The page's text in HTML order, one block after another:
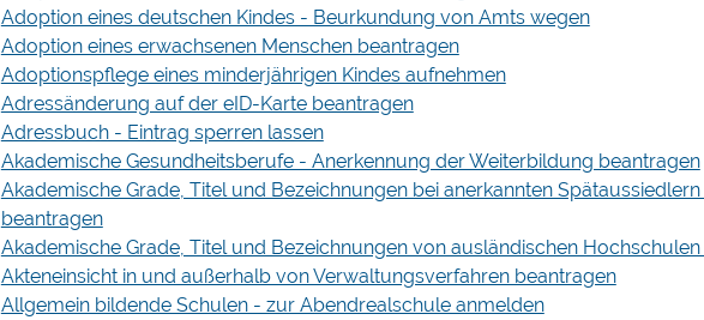
Adoption eines deutschen Kindes - Beurkundung von Amts wegen
Adoption eines erwachsenen Menschen beantragen
Adoptionspflege eines minderjährigen Kindes aufnehmen
Adressänderung auf der eID-Karte beantragen
Adressbuch - Eintrag sperren lassen
Akademische Gesundheitsberufe - Anerkennung der Weiterbildung beantragen
Akademische Grade, Titel und Bezeichnungen bei anerkannten
beantragen
Akademische Grade, Titel und Bezeichnungen von ausländischen
Akteneinsicht in und außerhalb von Verwaltungsverfahren beantragen
Allgemein bildende Schulen - zur Abendrealschule anmelden